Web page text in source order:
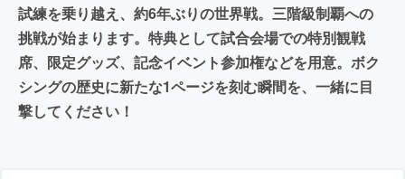
試練を乗り越え、約6年ぶりの世界戦。三階級制覇への
挑戦が始まります。特典として試合会場での特別観戦
席、限定グッズ、記念イベント参加権などを用意。ボク
シングの歴史に新たな1ページを刻む瞬間を、一緒に目
撃してください！